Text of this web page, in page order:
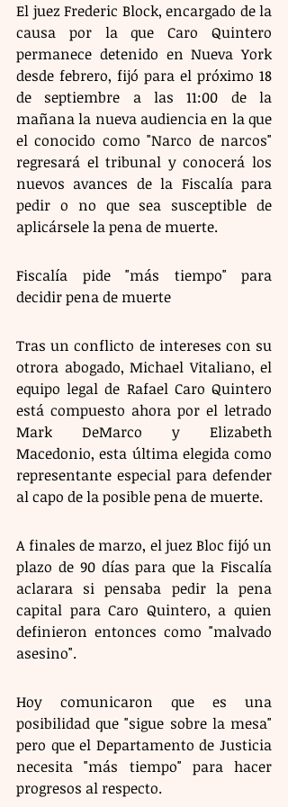
El juez Frederic Block, encargado de la
causa por la que Caro Quintero
permanece detenido en Nueva York
desde febrero, fijó para el próximo 18
de septiembre a las 11:00 de la
mañana la nueva audiencia en la que
el conocido como "Narco de narcos"
regresará el tribunal y conocerá los
nuevos avances de la Fiscalía para
pedir o no que sea susceptible de
aplicársele la pena de muerte.
Fiscalía pide "más tiempo" para
decidir pena de muerte
Tras un conflicto de intereses con su
otrora abogado, Michael Vitaliano, el
equipo legal de Rafael Caro Quintero
está compuesto ahora por el letrado
Mark DeMarco y Elizabeth
Macedonio, esta última elegida como
representante especial para defender
al capo de la posible pena de muerte.
A finales de marzo, el juez Bloc fijó un
plazo de 90 días para que la Fiscalía
aclarara si pensaba pedir la pena
capital para Caro Quintero, a quien
definieron entonces como "malvado
asesino".
Hoy comunicaron que es una
posibilidad que "sigue sobre la mesa"
pero que el Departamento de Justicia
necesita "más tiempo" para hacer
progresos al respecto.